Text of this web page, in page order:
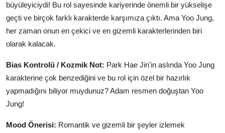
büyüleyiciydi! Bu rol sayesinde kariyerinde önemli bir yükselişe
geçti ve birçok farklı karakterde karşımıza çıktı. Ama Yoo Jung,
her zaman onun en çekici ve en gizemli karakterlerinden biri
olarak kalacak.
Bias Kontrolü / Kozmik Not: Park Hae Jin'in aslında Yoo Jung
karakterine çok benzediğini ve bu rol için özel bir hazırlık
yapmadığını biliyor muydunuz? Adam resmen doğuştan Yoo
Jung!
Mood Önerisi: Romantik ve gizemli bir şeyler izlemek